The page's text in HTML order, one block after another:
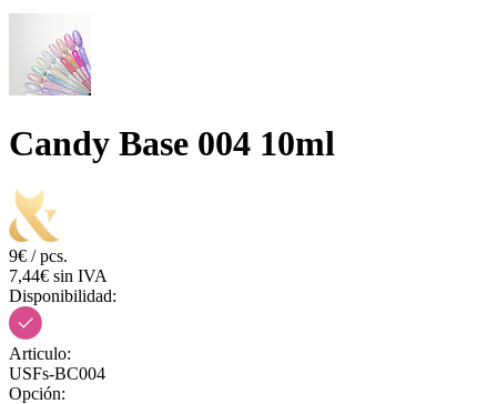
Candy Base 004 10ml
9€ / pcs.
7,44€ sin IVA
Disponibilidad:
Articulo:
USFs-BC004
Opción: